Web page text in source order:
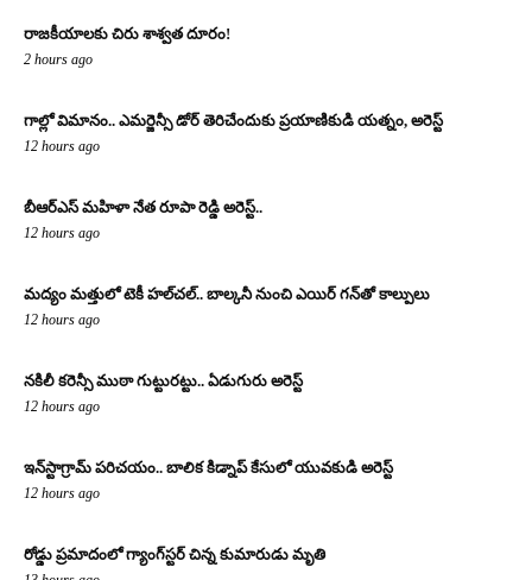
రాజకీయాలకు చిరు శాశ్వత దూరం!
2 hours ago
గాల్లో విమానం.. ఎమర్జెన్సీ డోర్ తెరిచేందుకు ప్రయాణికుడి యత్నం, అరెస్ట్
12 hours ago
బీఆర్ఎస్ మహిళా నేత రూపా రెడ్డి అరెస్ట్..
12 hours ago
మద్యం మత్తులో టెకీ హల్‌చల్.. బాల్కనీ నుంచి ఎయిర్ గన్‌తో కాల్పులు
12 hours ago
నకిలీ కరెన్సీ ముఠా గుట్టురట్టు.. ఏడుగురు అరెస్ట్
12 hours ago
ఇన్‌స్టాగ్రామ్ పరిచయం.. బాలిక కిడ్నాప్ కేసులో యువకుడి అరెస్ట్
12 hours ago
రోడ్డు ప్రమాదంలో గ్యాంగ్‌స్టర్ చిన్న కుమారుడు మృతి